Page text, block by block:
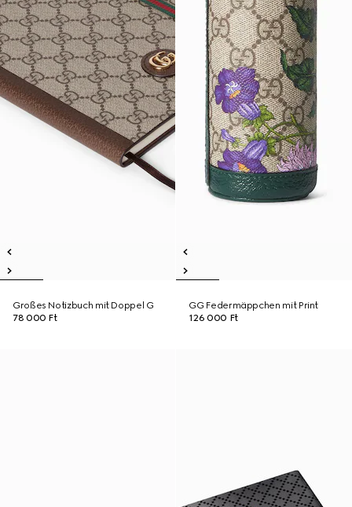
Großes Notizbuch mit Doppel G
78 000 Ft
GG Federmäppchen mit Print
126 000 Ft